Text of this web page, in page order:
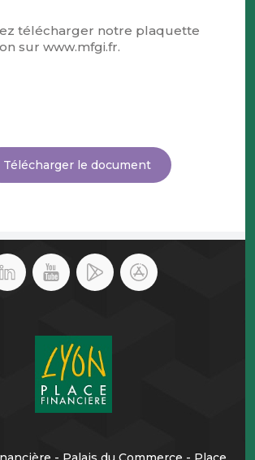
télécharger notre plaquette
sur www.mfgi.fr.
Télécharger le document